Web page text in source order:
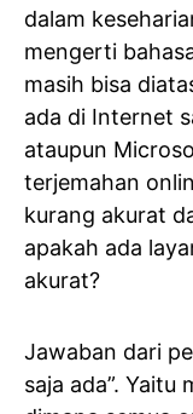
dalam
mengerti
masih bisa
ada di Internet
ataupun
terjemahan
kurang akurat
apakah ada
akurat?
Jawaban dari
saja ada”. Yaitu